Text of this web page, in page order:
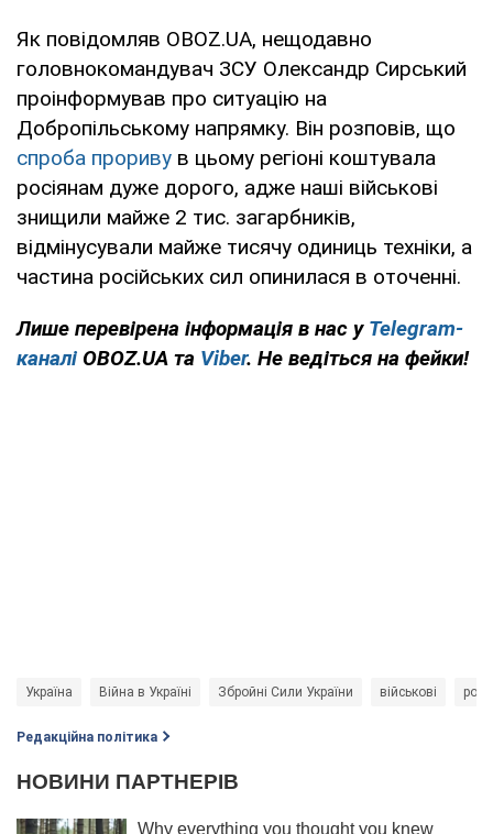
Як повідомляв OBOZ.UA, нещодавно
головнокомандувач ЗСУ Олександр Сирський
проінформував про ситуацію на
Добропільському напрямку. Він розповів, що
спроба прориву в цьому регіоні коштувала
росіянам дуже дорого, адже наші військові
знищили майже 2 тис. загарбників,
відмінусували майже тисячу одиниць техніки, а
частина російських сил опинилася в оточенні.
Лише перевірена інформація в нас у Telegram-
каналі OBOZ.UA та Viber. Не ведіться на фейки!
Україна Війна в Україні Збройні Сили України військові
Редакційна політика